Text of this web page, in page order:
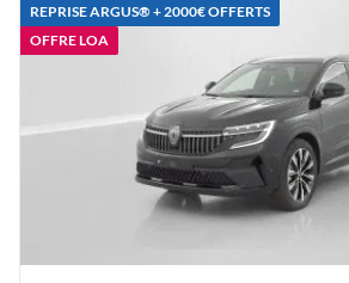
REPRISE ARGUS®️ + 2000€ OFFERTS
OFFRE LOA